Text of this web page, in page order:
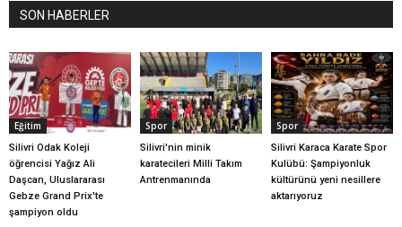
SON HABERLER
Eğitim
Silivri Odak Koleji
öğrencisi Yağız Ali
Daşcan, Uluslararası
Gebze Grand Prix'te
şampiyon oldu
Spor
Silivri'nin minik
karatecileri Milli Takım
Antrenmanında
Spor
Silivri Karaca Karate Spor
Kulübü: Şampiyonluk
kültürünü yeni nesillere
aktarıyoruz